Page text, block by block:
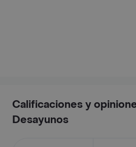
Calificaciones y
Desayunos